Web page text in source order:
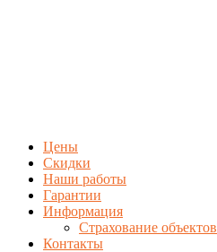
Цены
Скидки
Наши работы
Гарантии
Информация
Страхование объектов
Контакты